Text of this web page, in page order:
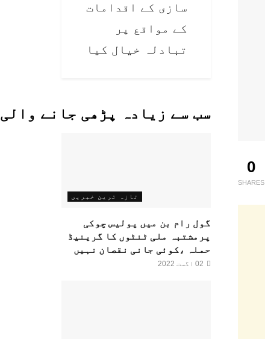
0
SHARES
سازی کے اقدامات
کے مواقع پر
تبادلہ خیال کیا
سب سے زیادہ پڑھی جانے والی
تازہ ترین خبریں
گول رام بن میں پولیس چوکی
پرمشتبہ ملی ٹنٹوں کا گرینیڈ
حملہ ،کوئی جانی نقصان نہیں